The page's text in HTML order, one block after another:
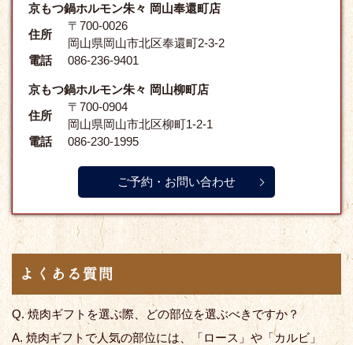
京もつ鍋ホルモン朱々 岡山奉還町店
住所
〒700-0026
岡山県岡山市北区奉還町2-3-2
電話
086-236-9401
京もつ鍋ホルモン朱々 岡山柳町店
住所
〒700-0904
岡山県岡山市北区柳町1-2-1
電話
086-230-1995
ご予約・お問い合わせ
よくある質問
Q. 焼肉ギフトを選ぶ際、どの部位を選ぶべきですか？
A. 焼肉ギフトで人気の部位には、「ロース」や「カルビ」